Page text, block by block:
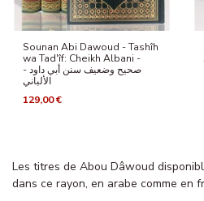
Sounan Abi Dawoud - Tashîh
wa Tad'îf: Cheikh Albani -
صحيح وضعيف سنن أبي داود -
الألباني
129,00 €
Les titres de Abou Dâwoud
dans ce rayon, en arabe comme en